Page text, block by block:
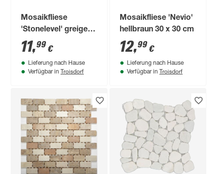
Mosaikfliese
'Stonelevel' greige
29,7 x 29,7 x 0,9 cm
11,99 €
Lieferung nach Hause
Verfügbar in Troisdorf
Mosaikfliese 'Nevio'
hellbraun 30 x 30 cm
12,99 €
Lieferung nach Hause
Verfügbar in Troisdorf